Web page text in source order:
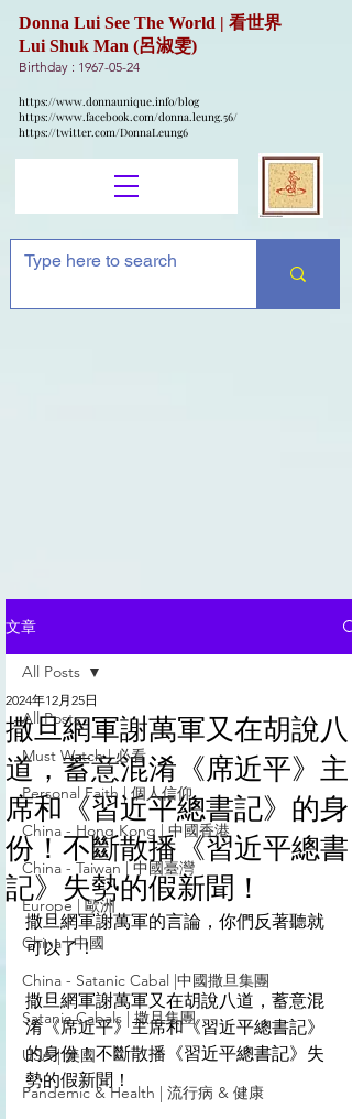
Donna Lui See The World | 看世界
Lui Shuk Man (呂淑雯)
Birthday : 1967-05-24
https://www.donnaunique.info/blog
https://www.facebook.com/donna.leung.56/
https://twitter.com/DonnaLeung6
文章
All Posts
Must Watch | 必看
Personal Faith | 個人信仰
China - Hong Kong | 中國香港
China - Taiwan | 中國臺灣
Europe | 歐洲
China | 中國
China - Satanic Cabal |中國撒旦集團
Satanic Cabals | 撒旦集團
USA | 美國
Pandemic & Health | 流行病 & 健康
All Posts
撒旦網軍謝萬軍又在胡說八
道，蓄意混淆《席近平》主
席和《習近平總書記》的身
份！不斷散播《習近平總書
記》失勢的假新聞！
2024年12月25日
撒旦網軍謝萬軍的言論，你們反著聽就
可以了！
撒旦網軍謝萬軍又在胡說八道，蓄意混
淆《席近平》主席和《習近平總書記》
的身份！不斷散播《習近平總書記》失
勢的假新聞！